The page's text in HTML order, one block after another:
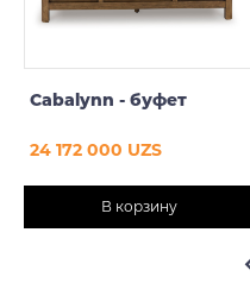
Cabalynn - буфет
24 172 000 UZS
В корзину